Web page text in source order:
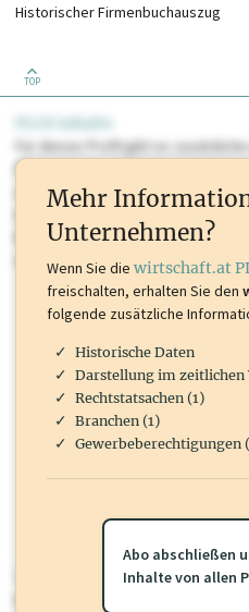
Historischer Firmenbuchauszug
TOP
Für dieses Profil gibt es
Sie momentan nicht einsehen
oder loggen Sie sich ein um diese
Marken, Patente, Rechtstatsachen,
mehr.
wirtschaft.at PLUS
Mehr
Unternehmen?
Wenn Sie die wirtschaft.at
freischalten, erhalten Sie den
folgende zusätzliche
Historische Daten
Darstellung im zeitlichen
Rechtstatsachen (1)
Branchen (1)
Gewerbeberechtigungen
Abo abschließen
Inhalte von allen